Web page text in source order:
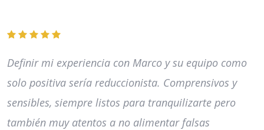
Definir mi experiencia con Marco y su equipo como
solo positiva sería reduccionista. Comprensivos y
sensibles, siempre listos para tranquilizarte pero
también muy atentos a no alimentar falsas